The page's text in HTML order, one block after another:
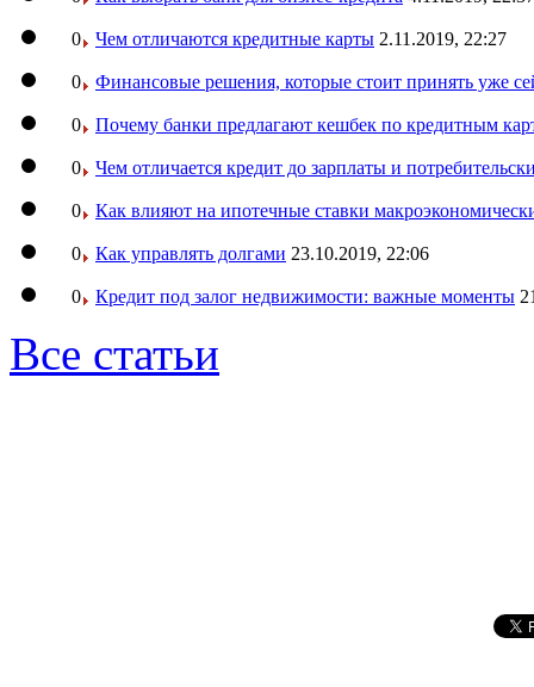
0 Чем отличаются кредитные карты 2.11.2019, 22:27
0 Финансовые решения, которые стоит принять уже
0 Почему банки предлагают кешбек по кредитным
0 Чем отличается кредит до зарплаты и
0 Как влияют на ипотечные ставки
0 Как управлять долгами 23.10.2019, 22:06
0 Кредит под залог недвижимости: важные моменты
Все статьи